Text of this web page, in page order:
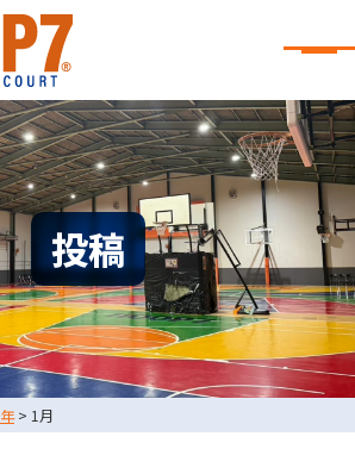
コートレンタル｜HOOP7
大阪・東大阪・堺のバスケコート
レンタル｜HOOP7
投稿
> 1月